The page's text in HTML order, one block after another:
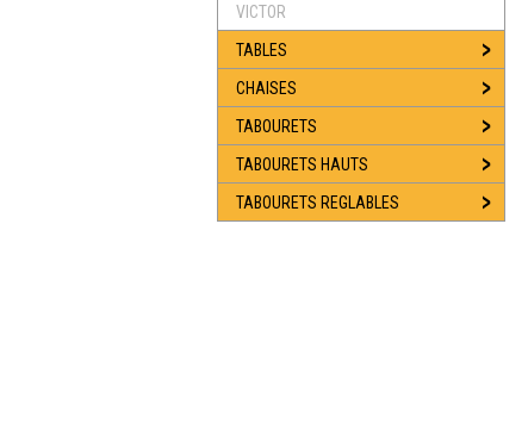
VICTOR
TABLES
CHAISES
TABOURETS
TABOURETS HAUTS
TABOURETS REGLABLES